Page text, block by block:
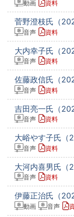
動画 資料
菅野澄枝氏（
音声 資料
大内幸子氏（
音声 資料
佐藤政信氏（
音声 資料
吉田亮一氏（
音声 資料
大峪やす子氏（
音声 資料
大河内喜男氏（
音声 資料
伊藤正治氏（
動画 音声